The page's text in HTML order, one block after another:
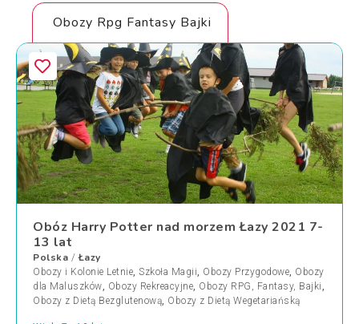
Obozy Rpg Fantasy Bajki
Obóz Harry Potter nad morzem Łazy 2021 7-
13 lat
Polska /Łazy
Obozy i Kolonie Letnie, Szkoła Magii, Obozy Przygodowe, Obozy
dla Maluszków, Obozy Rekreacyjne, Obozy RPG, Fantasy, Bajki ,
Obozy z Dietą Bezglutenową, Obozy z Dietą Wegetariańską